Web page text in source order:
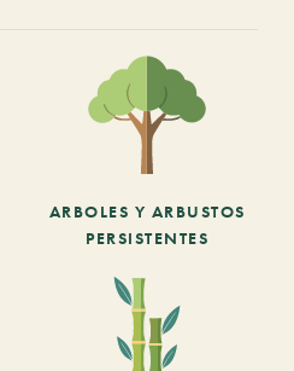
ARBOLES Y ARBUSTOS
PERSISTENTES